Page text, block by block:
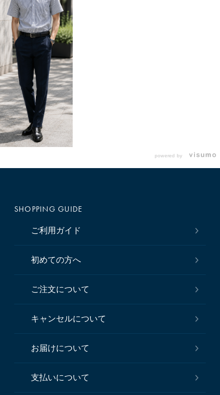
powered by
SHOPPING GUIDE
ご利用ガイド
初めての方へ
ご注文について
キャンセルについて
お届けについて
支払いについて